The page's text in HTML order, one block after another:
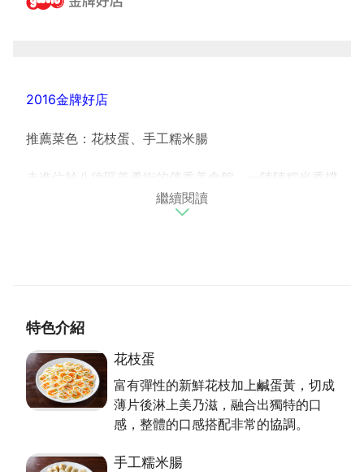
2016金牌好店
推薦菜色：花枝蛋、手工糯米腸
走進位於八德區義勇街的傳香美食館，一陣陣糯米香撲
鼻而來，令人錯以為回到阿嬤的三合院廚房。老闆說希
望以古早味街頭小吃做為號召，將記憶中美好的滋味傳
繼續閱讀
特色介紹
花枝蛋
富有彈性的新鮮花枝加上鹹蛋黃，切成
薄片後淋上美乃滋，融合出獨特的口
感，整體的口感搭配非常的協調。
手工糯米腸